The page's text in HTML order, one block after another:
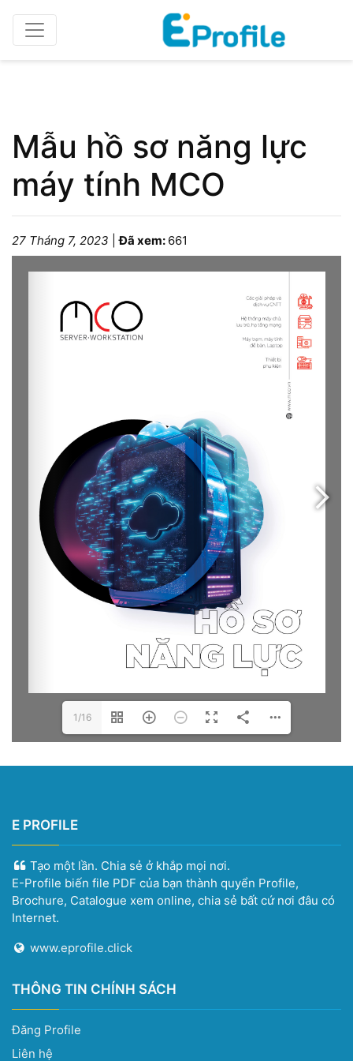
HomeProfile doanh nghiệp
Mẫu hồ sơ năng lực
máy tính MCO
27 Tháng 7, 2023 |Đã xem: 661
1/16
E PROFILE
Tạo một lần. Chia sẻ ở khắp mọi nơi.
E-Profile biến file PDF của bạn thành quyển Profile,
Brochure, Catalogue xem online, chia sẻ bất cứ nơi đâu có
Internet.
www.eprofile.click
THÔNG TIN CHÍNH SÁCH
Đăng Profile
Liên hệ